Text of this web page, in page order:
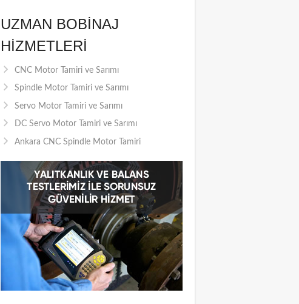
UZMAN BOBINAJ
HIZMETLERI
CNC Motor Tamiri ve Sarımı
Spindle Motor Tamiri ve Sarımı
Servo Motor Tamiri ve Sarımı
DC Servo Motor Tamiri ve Sarımı
Ankara CNC Spindle Motor Tamiri